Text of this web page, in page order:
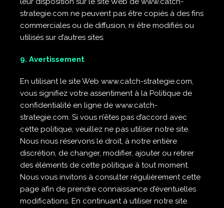
strategie.com ne peuvent pas être copiés à des fins
commerciales ou de diffusion, ni être modifiés ou
utilisés sur d’autres sites.
9. Avertissement
En utilisant le site Web www.catch-strategie.com,
vous signifiez votre assentiment à la Politique de
confidentialité en ligne de www.catch-
strategie.com. Si vous n’êtes pas d’accord avec
cette politique, veuillez ne pas utiliser notre site.
Nous nous réservons le droit, à notre entière
discrétion, de changer, modifier, ajouter ou retirer
des éléments de cette politique à tout moment.
Nous vous invitons à consulter régulièrement cette
page afin de prendre connaissance d’éventuelles
modifications. En continuant à utiliser notre site